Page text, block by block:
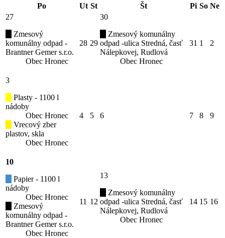
Po
Ut St Št Pi So Ne
27
Zmesový
komunálny odpad -
Brantner Gemer s.r.o.
Obec Hronec
28 29
30
Zmesový komunálny
odpad -ulica Stredná, časť
Nálepkovej, Rudlová
Obec Hronec
31 1 2
3
Plasty - 1100 l
nádoby
Obec Hronec
Vrecový zber
plastov, skla
Obec Hronec
4 5 6 7 8 9
10
Papier - 1100 l
nádoby
Obec Hronec
Zmesový
komunálny odpad -
Brantner Gemer s.r.o.
Obec Hronec
11 12
13
Zmesový komunálny
odpad -ulica Stredná, časť
Nálepkovej, Rudlová
Obec Hronec
14 15 16